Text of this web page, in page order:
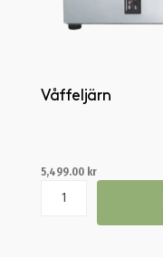
Våffeljärn
5,499.00 kr